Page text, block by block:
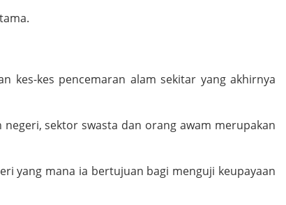
kes-kes pencemaran alam sekitar yang akhirnya
sektor swasta dan orang awam merupakan
yang mana ia bertujuan bagi menguji keupayaan